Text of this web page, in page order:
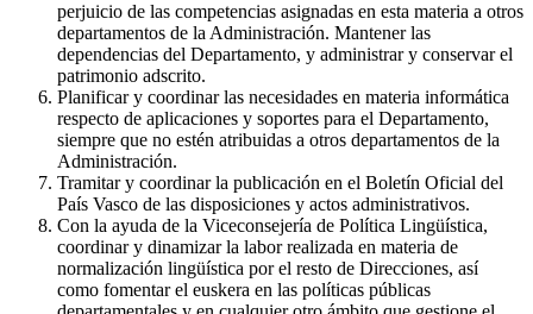
perjuicio de las competencias asignadas en esta materia a otros
departamentos de la Administración. Mantener las
dependencias del Departamento, y administrar y conservar el
patrimonio adscrito.
Planificar y coordinar las necesidades en materia informática
respecto de aplicaciones y soportes para el Departamento,
siempre que no estén atribuidas a otros departamentos de la
Administración.
Tramitar y coordinar la publicación en el Boletín Oficial del
País Vasco de las disposiciones y actos administrativos.
Con la ayuda de la Viceconsejería de Política Lingüística,
coordinar y dinamizar la labor realizada en materia de
normalización lingüística por el resto de Direcciones, así
como fomentar el euskera en las políticas públicas